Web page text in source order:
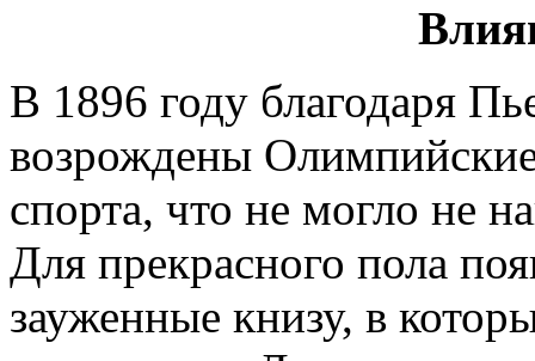
В 1896 году благодаря
возрождены
спорта, что не могло не
Для прекрасного пола
зауженные книзу, в